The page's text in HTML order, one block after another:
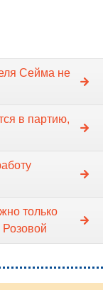
Сейма не
в партию,
только